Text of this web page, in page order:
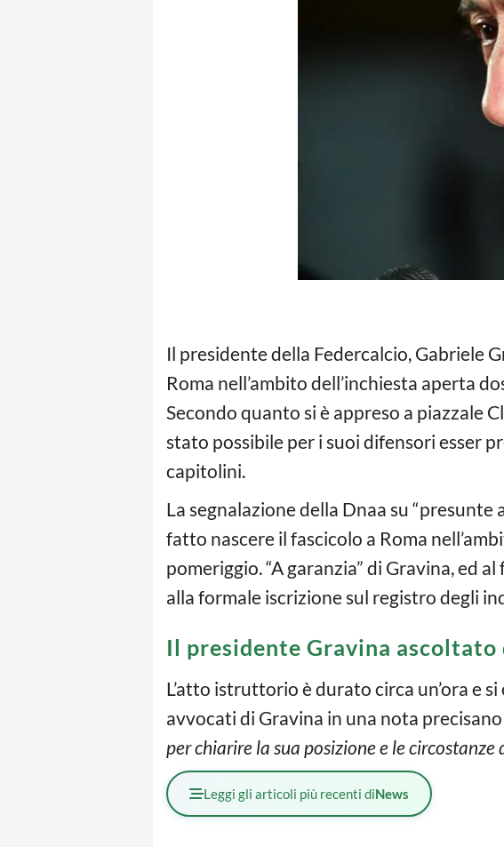
Il presidente della Federcalcio, Gabriele
Roma nell’ambito dell’inchiesta aperta
Secondo quanto si è appreso a piazzale
stato possibile per i suoi difensori esser
capitolini.
La segnalazione della Dnaa su
fatto nascere il fascicolo a Roma
pomeriggio. “A garanzia” di Gravina, ed
alla formale iscrizione sul registro degli
Il presidente Gravina ascoltato
L’atto istruttorio è durato circa un’ora e
avvocati di Gravina in una nota
per chiarire la sua posizione e le
Leggi gli articoli più recenti diNews